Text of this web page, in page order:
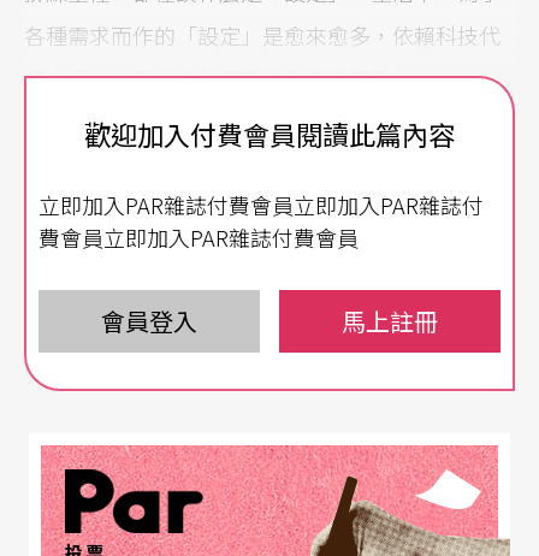
各種需求而作的「設定」是愈來愈多，依賴科技代
替人手、人腦去做的事情亦愈來愈普遍。
甚至情感。
人應該像機器，按照設計被操作？
量身訂造了理想的私人助理，抑或朋友，抑或知
己，抑或情人，抑或至愛？
歸納、分析，然後變成控制，最後，「生活」就是
只有一條管道提供的所有「選擇」，沒有人再要懂
歡迎加入付費會員閱讀此篇內容
立即加入PAR雜誌付費會員立即加入PAR雜誌付
費會員立即加入PAR雜誌付費會員
會員登入 馬上註冊